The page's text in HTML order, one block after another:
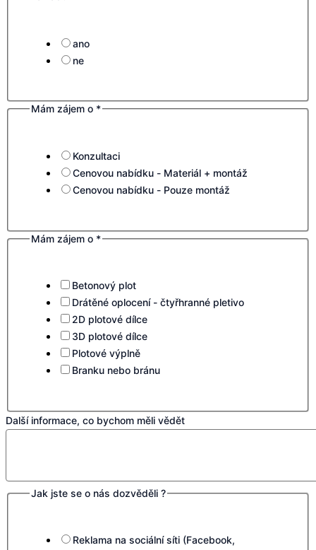
ano
ne
Mám zájem o *
Konzultaci
Cenovou nabídku - Materiál + montáž
Cenovou nabídku - Pouze montáž
Mám zájem o *
Betonový plot
Drátěné oplocení - čtyřhranné pletivo
2D plotové dílce
3D plotové dílce
Plotové výplně
Branku nebo bránu
Další informace, co bychom měli vědět
Jak jste se o nás dozvěděli ?
Reklama na sociální síti (Facebook,